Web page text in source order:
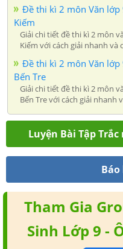
Đề thi kì 2 môn Văn
Kiếm
Giải chi tiết đề thi kì 2 môn
Kiếm với cách giải nhanh và
Đề thi kì 2 môn Văn lớp
Bến Tre
Giải chi tiết đề thi kì 2 môn
Bến Tre với cách giải nhanh
Luyện Bài Tập
Báo
Tham Gia
Sinh Lớp 9 -